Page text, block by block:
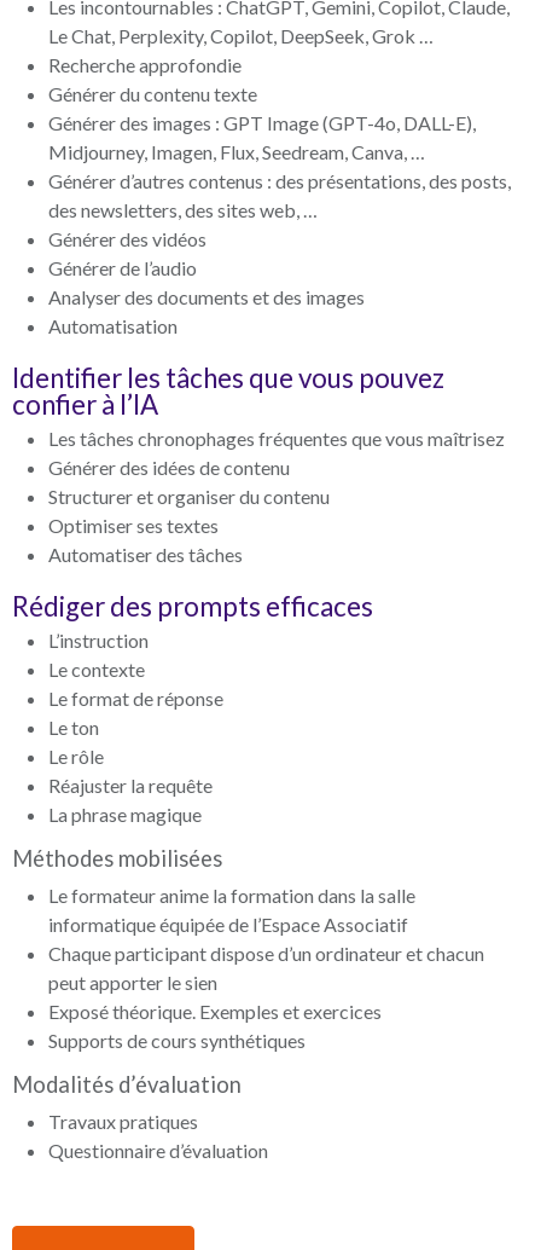
Les incontournables : ChatGPT, Gemini, Copilot, Claude,
Le Chat, Perplexity, Copilot, DeepSeek, Grok …
Recherche approfondie
Générer du contenu texte
Générer des images : GPT Image (GPT-4o, DALL-E),
Midjourney, Imagen, Flux, Seedream, Canva, …
Générer d’autres contenus : des présentations, des posts,
des newsletters, des sites web, …
Générer des vidéos
Générer de l’audio
Analyser des documents et des images
Automatisation
Identifier les tâches que vous pouvez
confier à l’IA
Les tâches chronophages fréquentes que vous maîtrisez
Générer des idées de contenu
Structurer et organiser du contenu
Optimiser ses textes
Automatiser des tâches
Rédiger des prompts efficaces
L’instruction
Le contexte
Le format de réponse
Le ton
Le rôle
Réajuster la requête
La phrase magique
Méthodes mobilisées
Le formateur anime la formation dans la salle
informatique équipée de l’Espace Associatif
Chaque participant dispose d’un ordinateur et chacun
peut apporter le sien
Exposé théorique. Exemples et exercices
Supports de cours synthétiques
Modalités d’évaluation
Travaux pratiques
Questionnaire d’évaluation